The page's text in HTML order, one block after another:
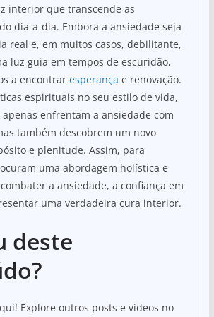
interior que transcende as
dia-a-dia. Embora a ansiedade seja
real e, em muitos casos, debilitante,
luz guia em tempos de escuridão,
a encontrar esperança e renovação.
espirituais no seu estilo de vida,
apenas enfrentam a ansiedade com
também descobrem um novo
e plenitude. Assim, para
uma abordagem holística e
a ansiedade, a confiança em
uma verdadeira cura interior.
deste
Explore outros posts e vídeos no